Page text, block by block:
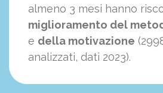
almeno 3 mesi hanno
miglioramento del
e della motivazione
analizzati, dati 2023).